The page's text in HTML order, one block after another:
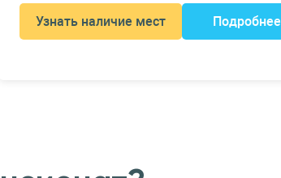
Узнать наличие мест Подробнее